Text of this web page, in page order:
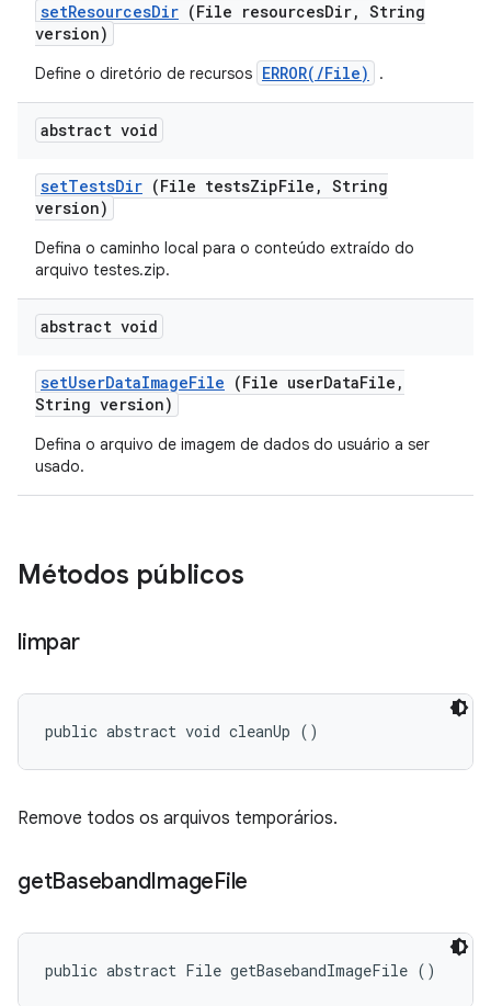
setResourcesDir (File resourcesDir, String
version)
Define o diretório de recursos ERROR(/File) .
abstract void
setTestsDir (File testsZipFile , String
version)
Defina o caminho local para o conteúdo extraído do
arquivo testes.zip.
abstract void
setUserDataImageFile (File userDataFile ,
String version)
Defina o arquivo de imagem de dados do usuário a ser
usado.
Métodos públicos
limpar
public abstract void cleanUp ()
Remove todos os arquivos temporários.
getBasebandImageFile
public abstract File getBasebandImageFile ()